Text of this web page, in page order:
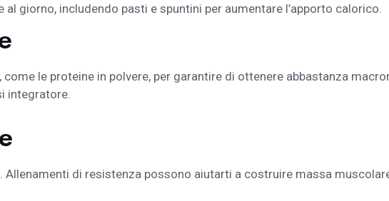
al giorno, includendo pasti e spuntini per aumentare l’apporto calorico.
le proteine in polvere, per garantire di ottenere abbastanza
integratore.
di resistenza possono aiutarti a costruire massa